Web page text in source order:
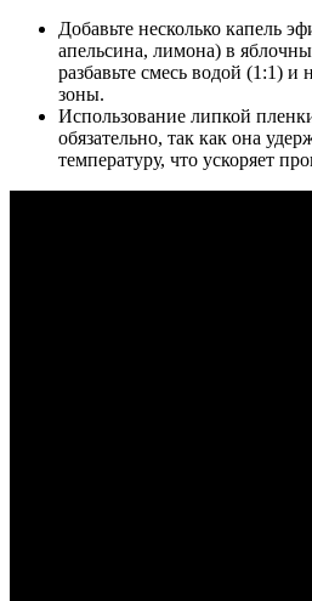
Добавьте несколько капель
апельсина, лимона) в
разбавьте смесь водой (1:1)
зоны.
Использование липкой
обязательно, так как она
температуру, что ускоряет